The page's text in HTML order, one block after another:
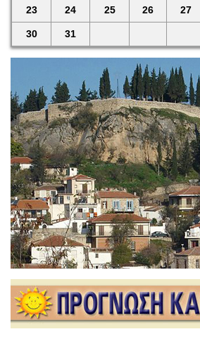
23 24 25 26 27
30 31